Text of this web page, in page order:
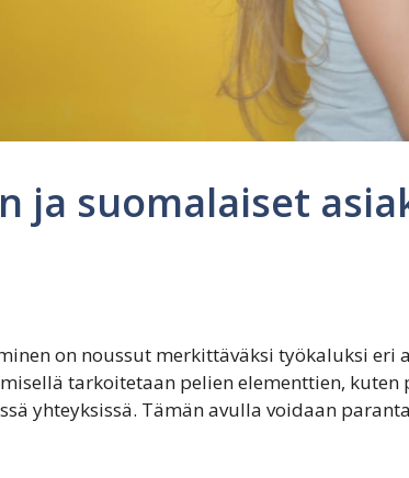
ja suomalaiset
on noussut merkittäväksi työkaluksi eri
tarkoitetaan pelien elementtien, kuten
yhteyksissä. Tämän avulla voidaan